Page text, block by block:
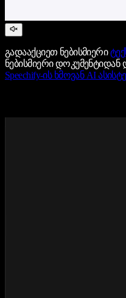
გადააქციეთ ნებისმიერი
ნებისმიერი დოკუმენტიდან
Speechify-ის ხმოვან AI